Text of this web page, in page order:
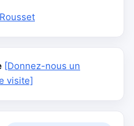
[Donnez-nous un
visite]